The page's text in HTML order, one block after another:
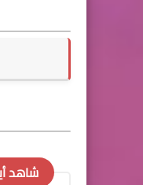
شاهد